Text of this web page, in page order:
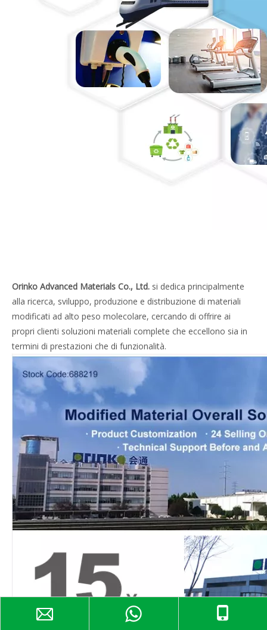
Orinko Advanced Materials Co., Ltd. si dedica principalmente
alla ricerca, sviluppo, produzione e distribuzione di materiali
modificati ad alto peso molecolare, cercando di offrire ai
propri clienti soluzioni materiali complete che eccellono sia in
termini di prestazioni che di funzionalità.